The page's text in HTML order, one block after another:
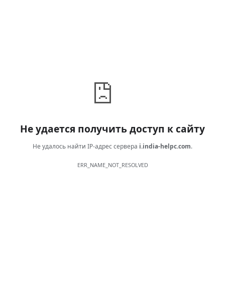
Не удается получить доступ к сайту
Не удалось найти IP-адрес сервера i.india-helpc.com.
ERR_NAME_NOT_RESOLVED